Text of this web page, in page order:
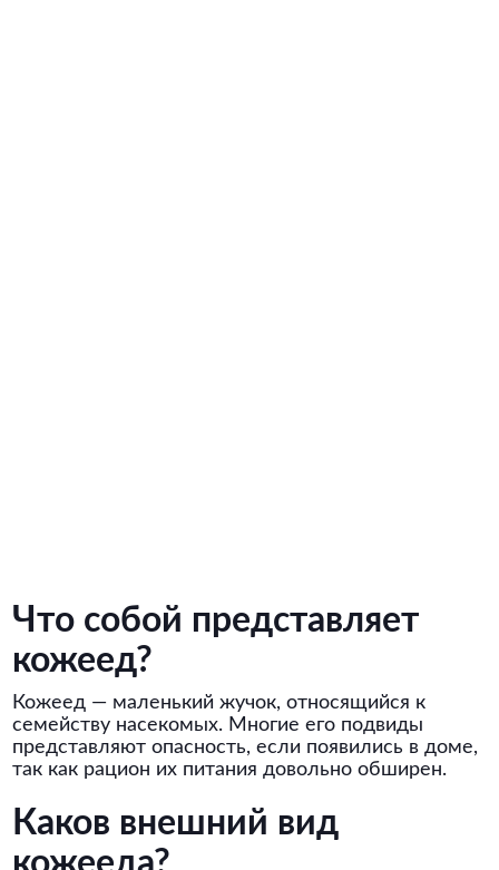
Что собой представляет
кожеед?
Кожеед — маленький жучок, относящийся к
семейству насекомых. Многие его подвиды
представляют опасность, если появились в доме,
так как рацион их питания довольно обширен.
Каков внешний вид